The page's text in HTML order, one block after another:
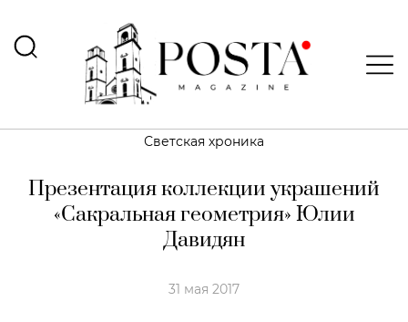
Светская хроника
Презентация коллекции украшений
«Сакральная геометрия» Юлии
Давидян
31 мая 2017